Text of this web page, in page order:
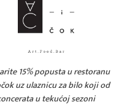
15% popusta u restoranu
uz ulaznicu za bilo koji od
u tekućoj sezoni